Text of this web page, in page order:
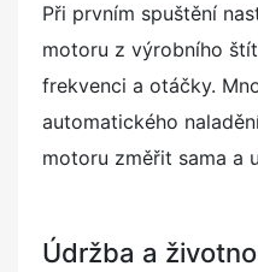
Při prvním spuštění
motoru z výrobního
frekvenci a otáčky.
automatického
motoru změřit sama a
Údržba a